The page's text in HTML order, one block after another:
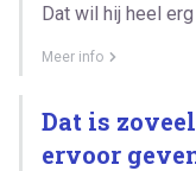
Dat wil hij heel erg
Meer info
Dat is
ervoor